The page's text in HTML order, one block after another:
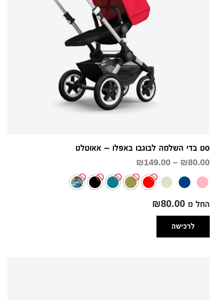
סט בדי השלמה לבוגבו באפלו – אאוטלט
₪80.00
–
₪149.00
עד
החל מ ₪80.00
לרכישה